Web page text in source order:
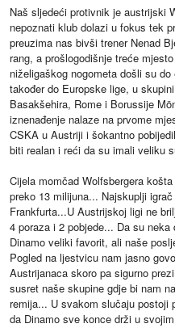
Naš sljedeći protivnik je austrijski
nepoznati klub dolazi u fokus tek
preuzima nas bivši trener Nenad
rang, a prošlogodišnje treće
niželigaškog nogometa došli su
također do Europske lige, u
Basakšehira, Rome i Borussije
iznenađenje nalaze na prvome
CSKA u Austriji i šokantno
biti realan i reći da su imali veliku
Cijela momčad Wolfsbergera
preko 13 milijuna... Najskuplji
Frankfurta...U Austrijskoj ligi ne
4 poraza i 2 pobjede... Da su
Dinamo veliki favorit, ali naše
Pogled na ljestvicu nam jasno
Austrijanaca skoro pa sigurno
susret naše skupine gdje bi nam
remija... U svakom slučaju postoji
da Dinamo sve konce drži u